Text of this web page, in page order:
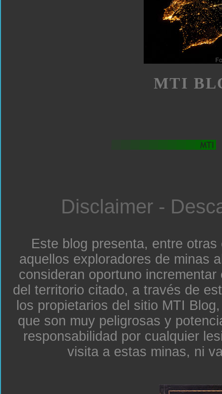
MTI
Disclaimer -
Este blog presenta, entre
aquellos exploradores de minas
consideran oportuno
del territorio citado, a través de
los propietarios del sitio MTI
que son muy peligrosas y
responsabilidad por cualquier
visita a estas minas, ni